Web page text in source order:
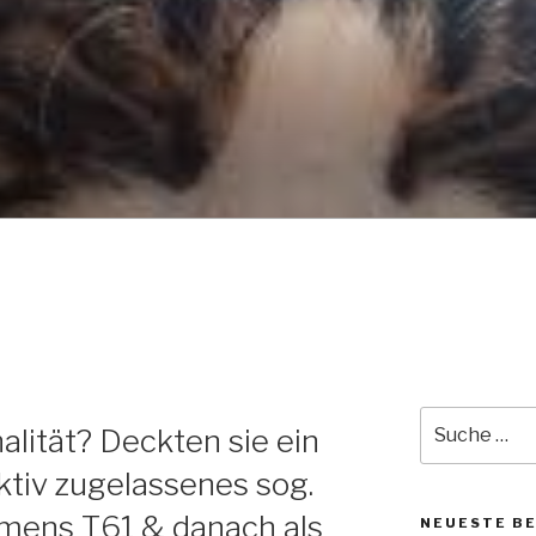
–
Deckten sie ein
zugelassenes sog.
T61 & danach als
nach:
NEUESTE